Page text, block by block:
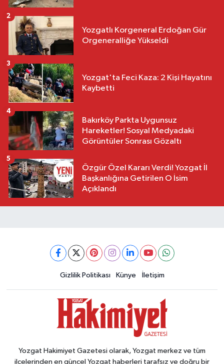
Yozgatlı Korgeneral Erdoğan Gür
Orgeneralliğe Yükseldi
2
Yozgat'ta Feci Kaza: 2 Kişi Hayatını
Kaybetti
3
Bakırköy Parkta Uygunsuz
Hareketler! Sosyal Medyadaki
Görüntüler Sonrası Gözaltı
4
Özgür Özel Kararı Verdi! Yozgat İl
Başkanlığına Getirilen O İsim
Açıklandı
5
Gizlilik Politikası Künye İletişim
Yozgat Hakimiyet Gazetesi olarak, Yozgat merkez ve tüm
ilçelerinden en güncel Yozgat haberleri tarafsız ve doğru bir